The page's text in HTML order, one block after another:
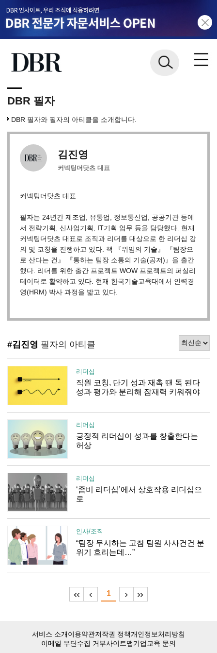
DBR 필자
DBR 필자와 필자의 아티클을 소개합니다.
김진영
커넥팅더닷츠 대표
커넥팅더닷츠 대표
필자는 24년간 제조업, 유통업, 정보통신업, 공공기관 등에
서 전략기획, 신사업기획, IT기획 업무 등을 담당했다. 현재
커넥팅더닷츠 대표로 조직과 리더를 대상으로 한 리더십 강
의 및 코칭을 진행하고 있다. 책 『위임의 기술』 『팀장으
로 산다는 건』 『통하는 팀장 소통의 기술(공저)』을 출간
했다. 리더를 위한 출간 프로젝트 WOW 프로젝트의 퍼실리
테이터로 활약하고 있다. 현재 한국기술교육대에서 인력경
영(HRM) 박사 과정을 밟고 있다.
#김진영 필자의 아티클
리더십
직원 코칭, 단기 성과 재촉 땐 독 된다
성과 평가와 분리해 잠재력 키워줘야
리더십
긍정적 리더십이 성과를 창출한다는
허상
리더십
‘좀비 리더십’에서 상호작용 리더십으
로
인사/조직
“팀장 무시하는 고참 팀원 사사건건 분
위기 흐리는데…”
1
서비스 소개이용약관저작권 정책개인정보처리방침
이메일 무단수집 거부사이트맵기업교육 문의